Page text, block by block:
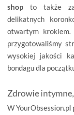
shop to także
delikatnych
otwartym krokiem.
przygotowaliśmy
wysokiej jakości
bondagu dla
Zdrowie
W YourObsession.pl